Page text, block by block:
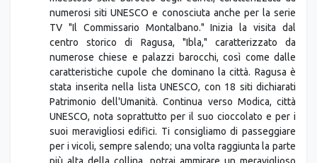
centro storico di Ragusa, "Ibla," caratterizzato da
numerose chiese e palazzi barocchi, così come dalle
caratteristiche cupole che dominano la città. Ragusa è
stata inserita nella lista UNESCO, con 18 siti dichiarati
Patrimonio dell'Umanità. Continua verso Modica, città
UNESCO, nota soprattutto per il suo cioccolato e per i
suoi meravigliosi edifici. Ti consigliamo di passeggiare
per i vicoli, sempre salendo; una volta raggiunta la parte
più alta della collina, potrai ammirare un meraviglioso
panorama della città. Prosegui il tuo tour andando a
Noto, inserita dall'UNESCO nella lista dei siti Patrimonio